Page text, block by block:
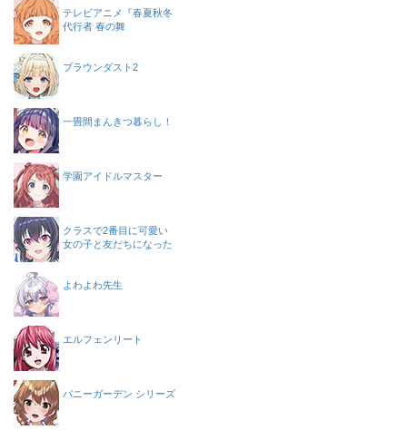
テレビアニメ『春夏秋冬
代行者 春の舞
ブラウンダスト2
一畳間まんきつ暮らし！
学園アイドルマスター
クラスで2番目に可愛い
女の子と友だちになった
よわよわ先生
エルフェンリート
バニーガーデン シリーズ